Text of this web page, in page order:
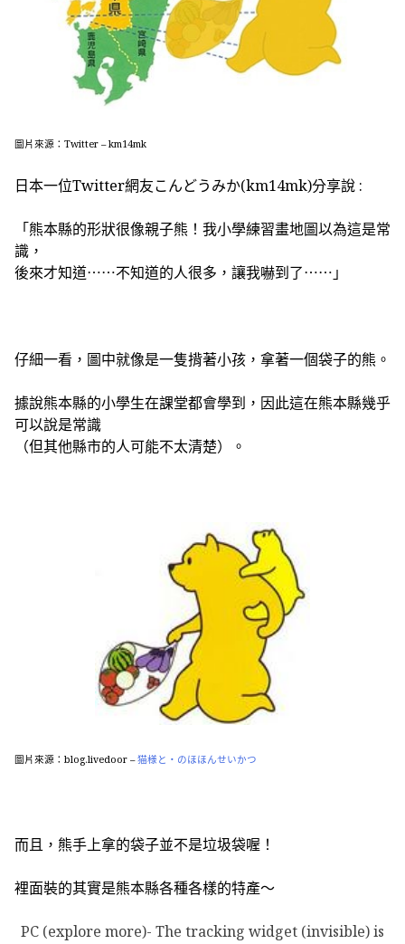
圖片來源：Twitter – km14mk
日本一位Twitter網友こんどうみか(km14mk)分享說 :
「熊本縣的形狀很像親子熊！我小學練習畫地圖以為這是常
識，
後來才知道⋯⋯不知道的人很多，讓我嚇到了⋯⋯」
仔細一看，圖中就像是一隻揹著小孩，拿著一個袋子的熊。
據說熊本縣的小學生在課堂都會學到，因此這在熊本縣幾乎
可以說是常識
（但其他縣市的人可能不太清楚）。
圖片來源：blog.livedoor –猫様と・のほほんせいかつ
而且，熊手上拿的袋子並不是垃圾袋喔！
裡面裝的其實是熊本縣各種各樣的特產～
PC (explore more)- The tracking widget (invisible) is